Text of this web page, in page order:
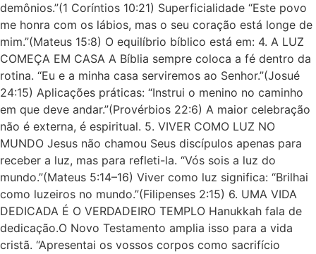
demônios.”(1 Coríntios 10:21) Superficialidade “Este povo
me honra com os lábios, mas o seu coração está longe de
mim.”(Mateus 15:8) O equilíbrio bíblico está em: 4. A LUZ
COMEÇA EM CASA A Bíblia sempre coloca a fé dentro da
rotina. “Eu e a minha casa serviremos ao Senhor.”(Josué
24:15) Aplicações práticas: “Instrui o menino no caminho
em que deve andar.”(Provérbios 22:6) A maior celebração
não é externa, é espiritual. 5. VIVER COMO LUZ NO
MUNDO Jesus não chamou Seus discípulos apenas para
receber a luz, mas para refleti-la. “Vós sois a luz do
mundo.”(Mateus 5:14–16) Viver como luz significa: “Brilhai
como luzeiros no mundo.”(Filipenses 2:15) 6. UMA VIDA
DEDICADA É O VERDADEIRO TEMPLO Hanukkah fala de
dedicação.O Novo Testamento amplia isso para a vida
cristã. “Apresentai os vossos corpos como sacrifício